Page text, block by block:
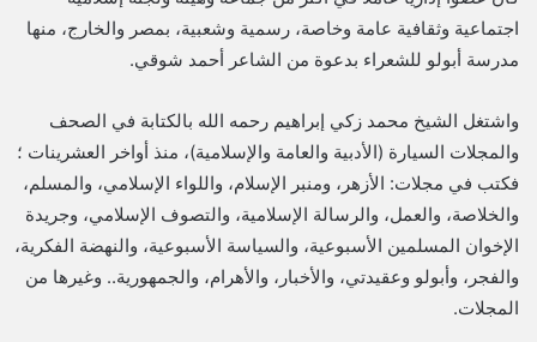
اجتماعية وثقافية عامة وخاصة، رسمية وشعبية، بمصر والخارج، منها
مدرسة أبولو للشعراء بدعوة من الشاعر أحمد شوقي.
واشتغل الشيخ محمد زكي إبراهيم رحمه الله بالكتابة في الصحف
والمجلات السيارة (الأدبية والعامة والإسلامية)، منذ أواخر العشرينات ؛
فكتب في مجلات: الأزهر، ومنبر الإسلام، واللواء الإسلامي، والمسلم،
والخلاصة، والعمل، والرسالة الإسلامية، والتصوف الإسلامي، وجريدة
الإخوان المسلمين الأسبوعية، والسياسة الأسبوعية، والنهضة الفكرية،
والفجر، وأبولو وعقيدتي، والأخبار، والأهرام، والجمهورية.. وغيرها من
المجلات.